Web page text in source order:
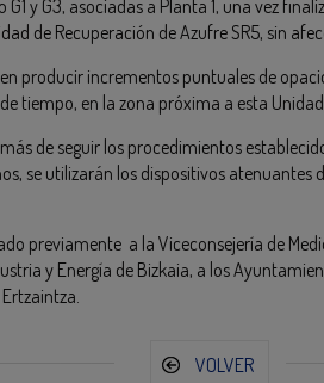
G1 y G3, asociadas a Planta 1, una vez
de Recuperación de Azufre SR5, sin
producir incrementos puntuales de
tiempo, en la zona próxima a esta Unidad.
de seguir los procedimientos
se utilizarán los dispositivos atenuantes
previamente a la Viceconsejería de
y Energía de Bizkaia, a los
VOLVER